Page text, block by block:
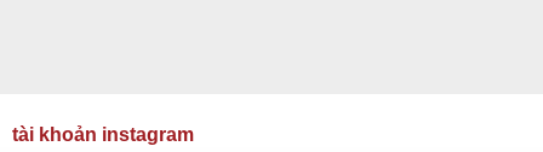
tài khoản instagram